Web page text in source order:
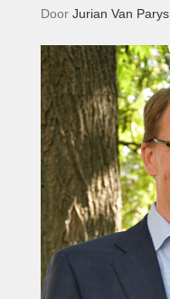
Door Jurian Van Parys